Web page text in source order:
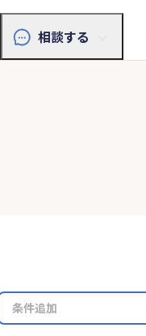
相談する
条件追加